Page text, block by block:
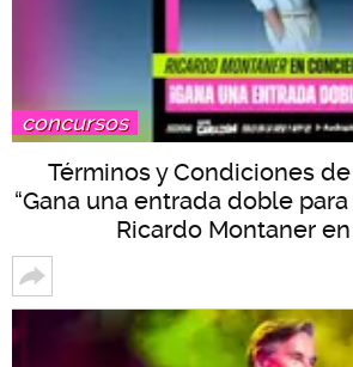
concursos
Términos y Condiciones
“Gana una entrada doble
Ricardo Montaner en